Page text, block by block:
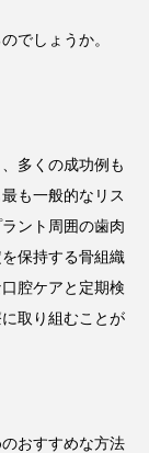
でしょうか。
多くの成功例も
も一般的なリス
ント周囲の歯肉
保持する骨組織
腔ケアと定期検
取り組むことが
おすすめな方法